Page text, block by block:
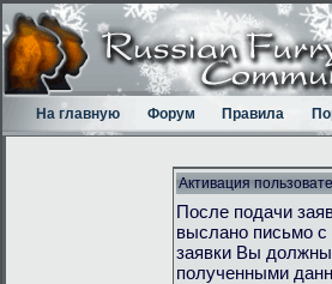
На главную Форум Правила
Активация
После подачи
выслано письмо
заявки Вы должны
полученными